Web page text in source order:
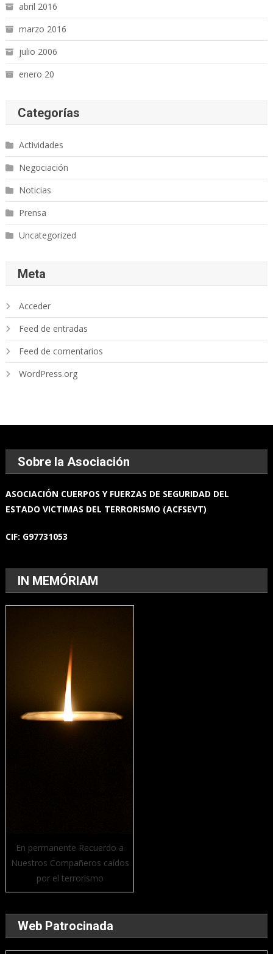
abril 2016
marzo 2016
julio 2006
enero 20
Categorías
Actividades
Negociación
Noticias
Prensa
Uncategorized
Meta
Acceder
Feed de entradas
Feed de comentarios
WordPress.org
Sobre la Asociación
ASOCIACIÓN CUERPOS Y FUERZAS DE SEGURIDAD DEL
ESTADOVICTIMAS DEL TERRORISMO (ACFSEVT)
CIF: G97731053
IN MEMÓRIAM
En permanente Recuerdo a
Nuestros Compañeros caídos
por el terrorismo
Web Patrocinada